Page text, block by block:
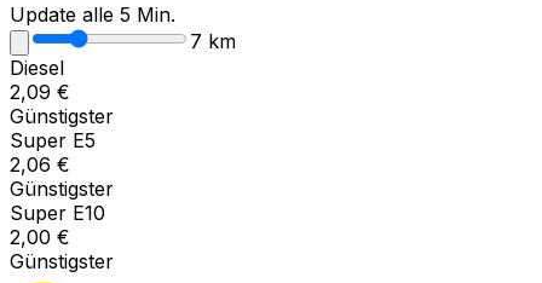
Update alle 5 Min.
7 km
Diesel
2,09 €
Günstigster
Super E5
2,06 €
Günstigster
Super E10
2,00 €
Günstigster